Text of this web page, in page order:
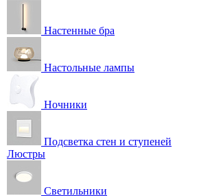
Настенные бра
Настольные лампы
Ночники
Подсветка стен и ступеней
Люстры
Светильники